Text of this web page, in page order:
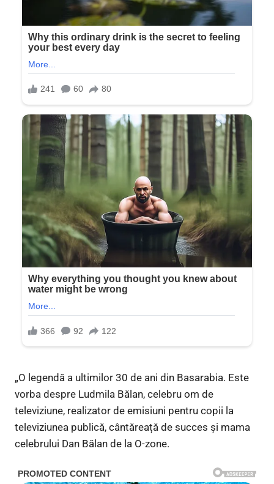
„O legendă a ultimilor 30 de ani din Basarabia. Este
vorba despre Ludmila Bălan, celebru om de
televiziune, realizator de emisiuni pentru copii la
televiziunea publică, cântăreață de succes și mama
celebrului Dan Bălan de la O-zone.